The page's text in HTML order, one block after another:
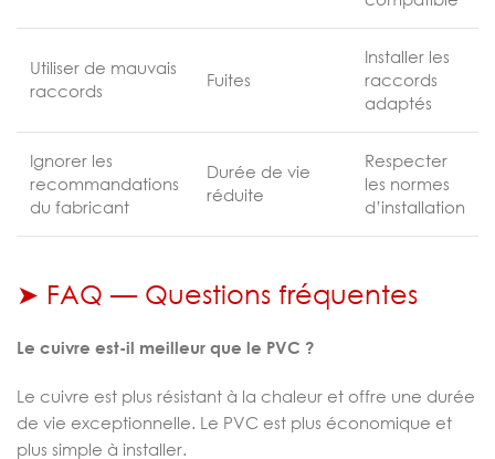
Utiliser de mauvais
raccords
Fuites
Installer les
raccords
adaptés
Ignorer les
recommandations
du fabricant
Durée de vie
réduite
Respecter
les normes
d’installation
➤ FAQ — Questions fréquentes
Le cuivre est-il meilleur que le PVC ?
Le cuivre est plus résistant à la chaleur et offre une durée
de vie exceptionnelle. Le PVC est plus économique et
plus simple à installer.